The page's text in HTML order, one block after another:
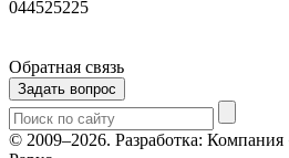
044525225
Обратная связь
Задать вопрос
© 2009–2026. Разработка: